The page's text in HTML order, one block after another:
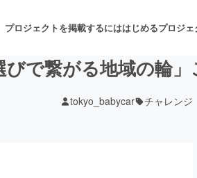
プロジェクトを掲載するにははじめるプロジ
舞
びで繋がる地域の輪
tokyo_babycar チャレンジ